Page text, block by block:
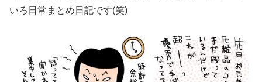
いろ日常まとめ日記です(笑)